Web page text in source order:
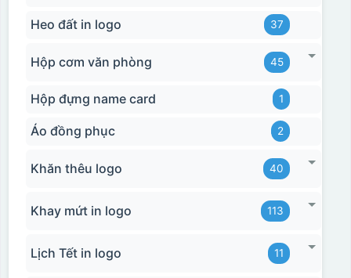
Heo đất in logo 37
Hộp cơm văn phòng 45
Hộp đựng name card 1
Áo đồng phục 2
Khăn thêu logo 40
Khay mứt in logo 113
Lịch Tết in logo 11